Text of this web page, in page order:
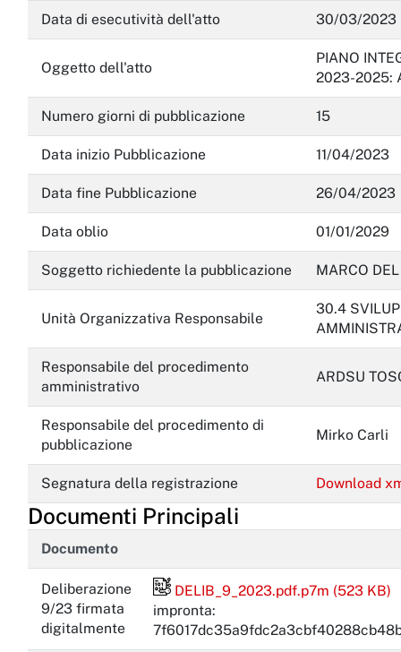
Interventi straordinari e di emergenza
Data di esecutività dell'atto 30/03/2023
Oggetto dell'atto
PIANO
2023-2025:
Numero giorni di pubblicazione 15
Data inizio Pubblicazione 11/04/2023
Data fine Pubblicazione 26/04/2023
Data oblio 01/01/2029
Soggetto richiedente la pubblicazione MARCO
Unità Organizzativa Responsabile
30.4
Responsabile del procedimento
amministrativo
ARDSU
Responsabile del procedimento di
pubblicazione
Mirko Carli
Segnatura della registrazione Download
Documenti Principali
Documento
Deliberazione
9/23 firmata
digitalmente
File firmato digitalmente
DELIB_9_2023.pdf.p7m (523 KB)
impronta: